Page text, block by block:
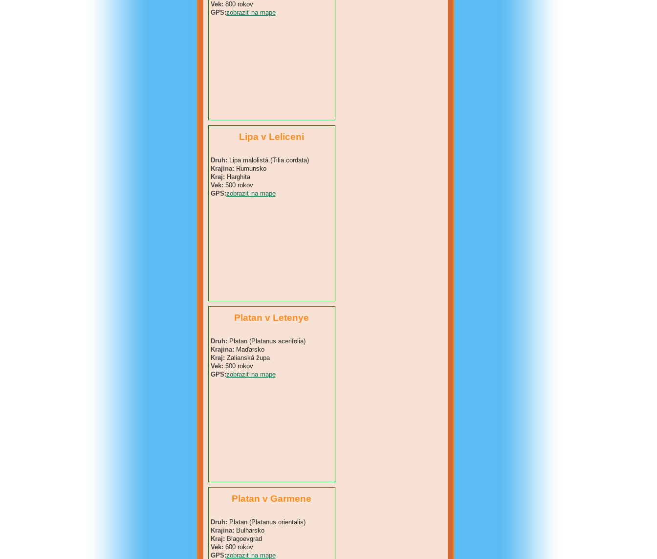
Vek: 800 rokov
GPS:zobraziť na mape
Lipa v Leliceni
Druh: Lipa malolistá (Tilia cordata)
Krajina: Rumunsko
Kraj: Harghita
Vek: 500 rokov
GPS:zobraziť na mape
Platan v Letenye
Druh: Platan (Platanus acerifolia)
Krajina: Maďarsko
Kraj: Zalianská župa
Vek: 500 rokov
GPS:zobraziť na mape
Platan v Garmene
Druh: Platan (Platanus orientalis)
Krajina: Bulharsko
Kraj: Blagoevgrad
Vek: 600 rokov
GPS:zobraziť na mape